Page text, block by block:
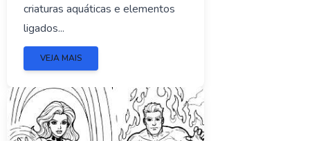
criaturas aquáticas e elementos
ligados...
VEJA MAIS